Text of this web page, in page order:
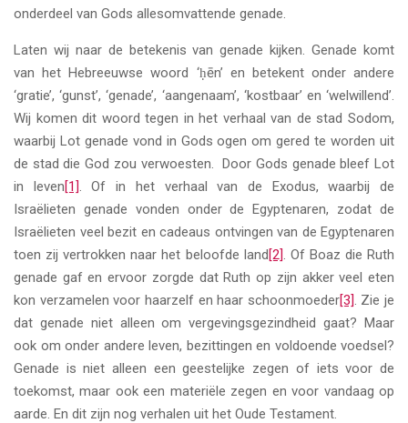
onderdeel van Gods allesomvattende genade.
Laten wij naar de betekenis van genade kijken. Genade komt
van het Hebreeuwse woord ‘ḥēn’ en betekent onder andere
‘gratie’, ‘gunst’, ‘genade’, ‘aangenaam’, ‘kostbaar’ en ‘welwillend’.
Wij komen dit woord tegen in het verhaal van de stad Sodom,
waarbij Lot genade vond in Gods ogen om gered te worden uit
de stad die God zou verwoesten. Door Gods genade bleef Lot
in leven[1]. Of in het verhaal van de Exodus, waarbij de
Israëlieten genade vonden onder de Egyptenaren, zodat de
Israëlieten veel bezit en cadeaus ontvingen van de Egyptenaren
toen zij vertrokken naar het beloofde land[2]. Of Boaz die Ruth
genade gaf en ervoor zorgde dat Ruth op zijn akker veel eten
kon verzamelen voor haarzelf en haar schoonmoeder[3]. Zie je
dat genade niet alleen om vergevingsgezindheid gaat? Maar
ook om onder andere leven, bezittingen en voldoende voedsel?
Genade is niet alleen een geestelijke zegen of iets voor de
toekomst, maar ook een materiële zegen en voor vandaag op
aarde. En dit zijn nog verhalen uit het Oude Testament.